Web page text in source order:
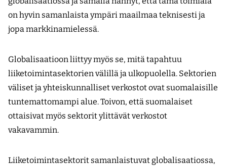
on hyvin samanlaista ympäri maailmaa teknisesti ja
jopa markkinamielessä.
Globalisaatioon liittyy myös se, mitä tapahtuu
liiketoimintasektorien välillä ja ulkopuolella. Sektorien
väliset ja yhteiskunnalliset verkostot ovat suomalaisille
tuntemattomampi alue. Toivon, että suomalaiset
ottaisivat myös sektorit ylittävät verkostot
vakavammin.
Liiketoimintasektorit samanlaistuvat globalisaatiossa,